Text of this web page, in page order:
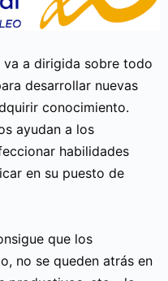
a dirigida sobre todo
desarrollar nuevas
conocimiento.
ayudan a los
habilidades
en su puesto de
que los
no se queden atrás en